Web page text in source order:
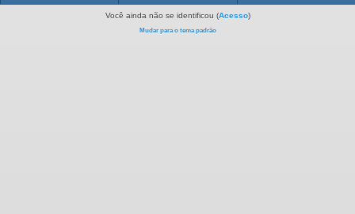
Você ainda não se identificou (Acesso)
Mudar para o tema padrão